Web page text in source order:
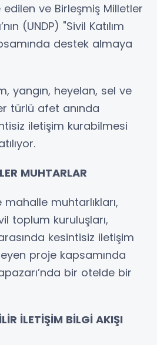
ve Birleşmiş Milletler
(UNDP) "Sivil Katılım
destek almaya
yangın, heyelan, sel ve
türlü afet anında
iletişim kurabilmesi
MUHTARLAR
muhtarlıkları,
toplum kuruluşları,
kesintisiz iletişim
proje kapsamında
bir otelde bir
İLETİŞİM BİLGİ AKIŞI